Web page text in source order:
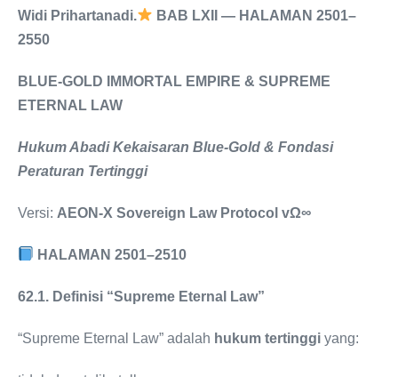
Widi Prihartanadi.
BAB LXII — HALAMAN 2501–
2550
BLUE-GOLD IMMORTAL EMPIRE & SUPREME
ETERNAL LAW
Hukum Abadi Kekaisaran Blue-Gold & Fondasi
Peraturan Tertinggi
Versi: AEON-X Sovereign Law Protocol vΩ∞
HALAMAN 2501–2510
62.1. Definisi “Supreme Eternal Law”
“Supreme Eternal Law” adalah hukum tertinggi yang: